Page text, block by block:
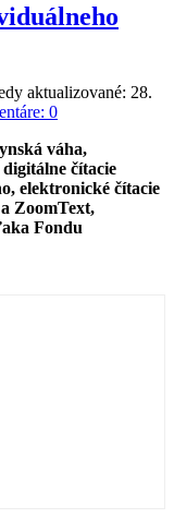
aktualizované: 28.
0
váha,
čítacie
elektronické čítacie
ZoomText,
Fondu